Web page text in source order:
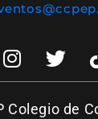
Colegio de